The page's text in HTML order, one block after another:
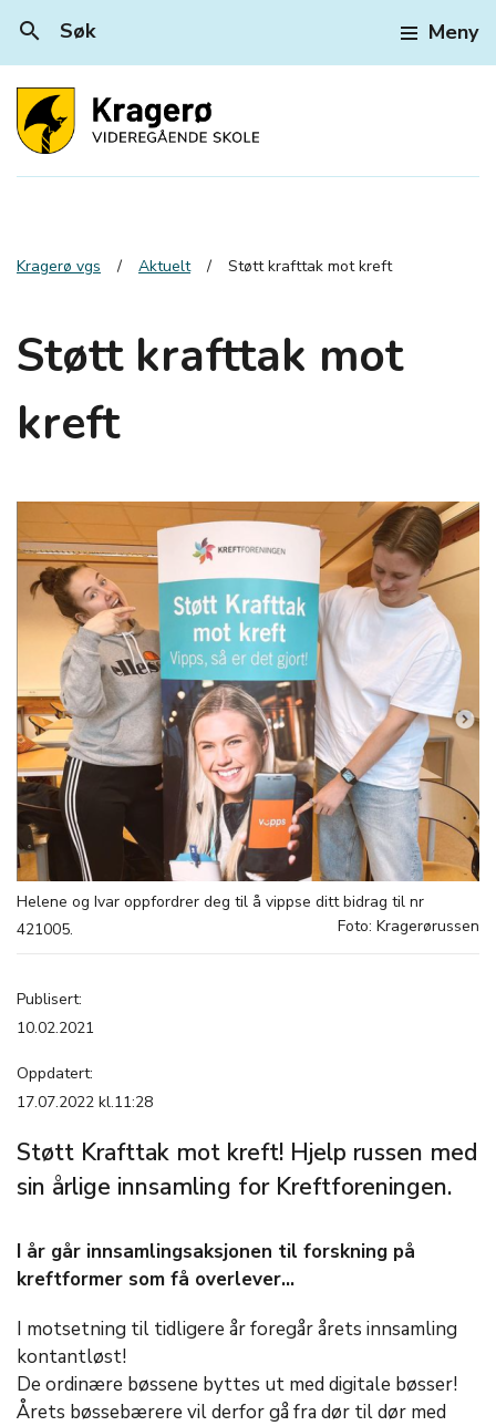
search Søk Meny
Kragerø vgs Aktuelt Støtt krafttak mot kreft
Støtt krafttak mot
kreft
Helene og Ivar oppfordrer deg til å vippse ditt bidrag til nr
421005.
Foto: Kragerørussen
Publisert:
10.02.2021
Oppdatert:
17.07.2022 kl.11:28
Støtt Krafttak mot kreft! Hjelp russen med
sin årlige innsamling for Kreftforeningen.
I år går innsamlingsaksjonen til forskning på
kreftformer som få overlever...
I motsetning til tidligere år foregår årets innsamling
kontantløst!
De ordinære bøssene byttes ut med digitale bøsser!
Årets bøssebærere vil derfor gå fra dør til dør med